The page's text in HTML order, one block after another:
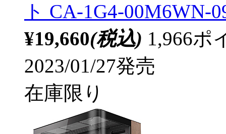
ト CA-1G4-00M6WN-
¥19,660(税込) 1,966ポ
2023/01/27発売
在庫限り